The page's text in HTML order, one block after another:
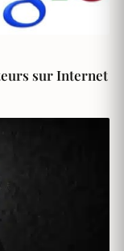
sur Internet